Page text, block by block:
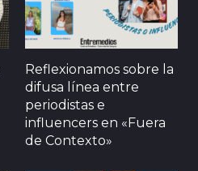
Reflexionamos sobre la
difusa línea entre
periodistas e
influencers en «Fuera
de Contexto»